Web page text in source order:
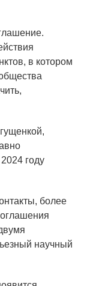
в котором
году
более
научный